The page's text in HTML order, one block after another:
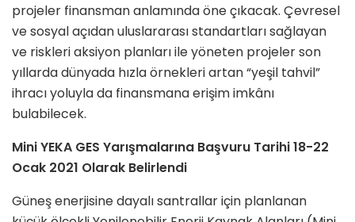
projeler finansman anlamında öne çıkacak. Çevresel
ve sosyal açıdan uluslararası standartları sağlayan
ve riskleri aksiyon planları ile yöneten projeler son
yıllarda dünyada hızla örnekleri artan “yeşil tahvil”
ihracı yoluyla da finansmana erişim imkânı
bulabilecek.
Mini YEKA GES Yarışmalarına Başvuru Tarihi 18-22
Ocak 2021 Olarak Belirlendi
Güneş enerjisine dayalı santrallar için planlanan